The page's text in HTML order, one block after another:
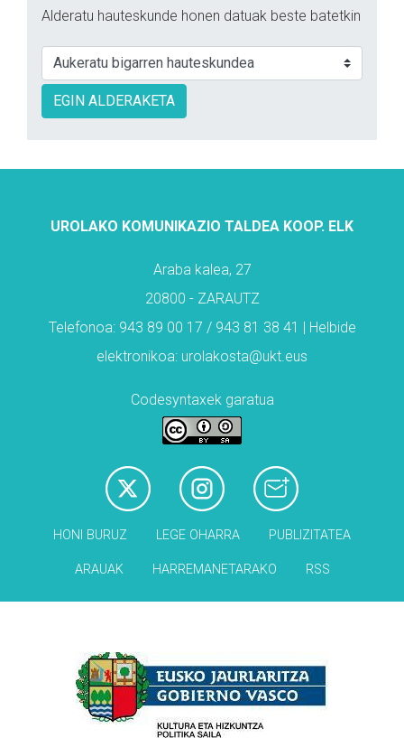
Alderatu hauteskunde honen datuak beste batetkin
EGIN ALDERAKETA
UROLAKO KOMUNIKAZIO TALDEA KOOP. ELK
Araba kalea, 27
20800 - ZARAUTZ
Telefonoa: 943 89 00 17 / 943 81 38 41 | Helbide
elektronikoa: urolakosta@ukt.eus
Codesyntaxek garatua
HONI BURUZ LEGE OHARRA PUBLIZITATEA
ARAUAK HARREMANETARAKO RSS